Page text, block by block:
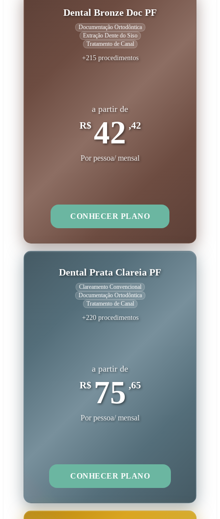
Dental Bronze Doc PF
Documentação Ortodôntica
Extração Dente do Siso
Tratamento de Canal
+215 procedimentos
a partir de
R$ 42 ,42
Por pessoa/ mensal
CONHECER PLANO
Dental Prata Clareia PF
Clareamento Convencional
Documentação Ortodôntica
Tratamento de Canal
+220 procedimentos
a partir de
R$ 75 ,65
Por pessoa/ mensal
CONHECER PLANO